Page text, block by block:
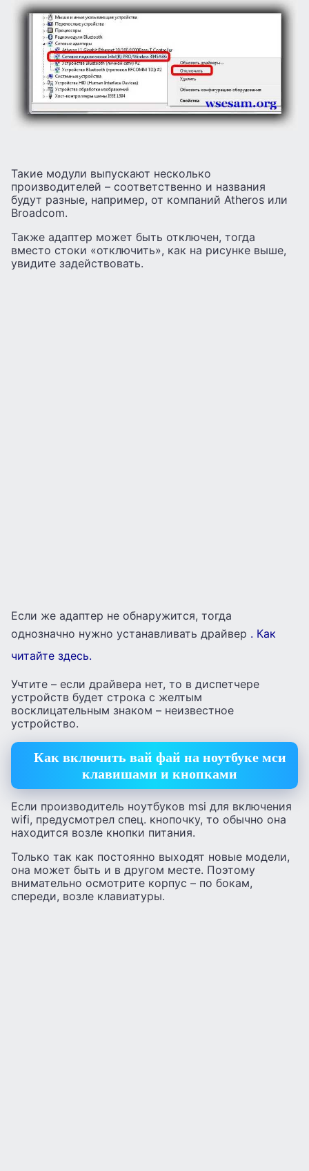
Такие модули выпускают несколько
производителей – соответственно и названия
будут разные, например, от компаний Atheros или
Broadcom.
Также адаптер может быть отключен, тогда
вместо стоки «отключить», как на рисунке выше,
увидите задействовать.
Если же адаптер не обнаружится, тогда
однозначно нужно устанавливать драйвер . Как
читайте здесь.
Учтите – если драйвера нет, то в диспетчере
устройств будет строка с желтым
восклицательным знаком – неизвестное
устройство.
Как включить вай фай на ноутбуке мси
клавишами и кнопками
Если производитель ноутбуков msi для включения
wifi, предусмотрел спец. кнопочку, то обычно она
находится возле кнопки питания.
Только так как постоянно выходят новые модели,
она может быть и в другом месте. Поэтому
внимательно осмотрите корпус – по бокам,
спереди, возле клавиатуры.